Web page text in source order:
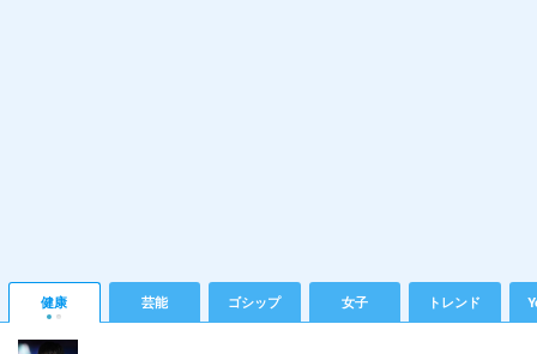
健康 芸能 ゴシップ 女子 トレンド